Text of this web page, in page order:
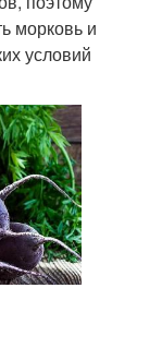
морковь и
условий